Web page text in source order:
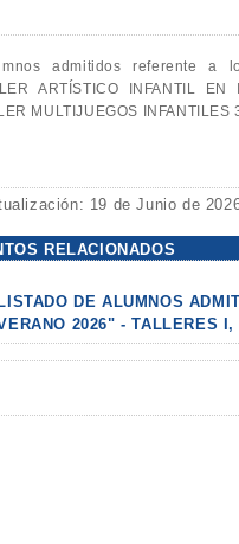
admitidos referente a
ARTÍSTICO INFANTIL EN
MULTIJUEGOS
19 de Junio de
RELACIONADOS
LISTADO DE ALUMNOS
2026" - TALLERES I,